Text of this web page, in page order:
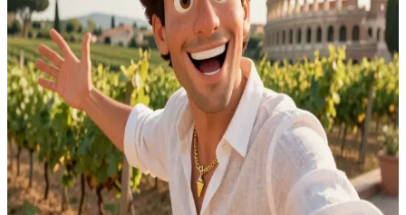
마르코 로마노 (Marco